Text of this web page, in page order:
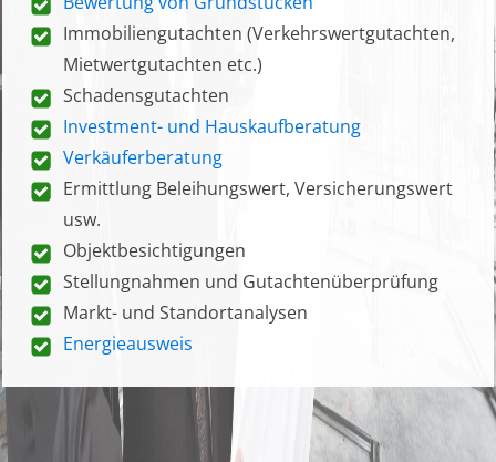
Immobiliengutachten (Verkehrswertgutachten,
Mietwertgutachten etc.)
Schadensgutachten
Investment- und Hauskaufberatung
Verkäuferberatung
Ermittlung Beleihungswert, Versicherungswert
usw.
Objektbesichtigungen
Stellungnahmen und Gutachtenüberprüfung
Markt- und Standortanalysen
Energieausweis